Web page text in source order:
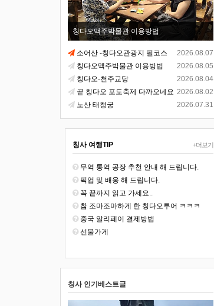
칭다오맥주박물관 이용방법
2026.08.07
소어산 -칭다오관광지 필코스
2026.08.05
칭다오맥주박물관 이용방법
2026.08.04
칭다오-천주교당
2026.08.02
곧 칭다오 포도축제 다까오네요
2026.07.31
노산 태청궁
+더보기
칭사 여행TIP
무역 통역 공장 추천 안내 해 드립니다.
픽업 및 배웅 해 드립니다.
꼭 끝까지 읽고 가세요..
참 조마조마하게 한 칭다오투어 ㅋㅋㅋ
중국 알리페이 결제방법
선물가게
칭사 인기베스트글